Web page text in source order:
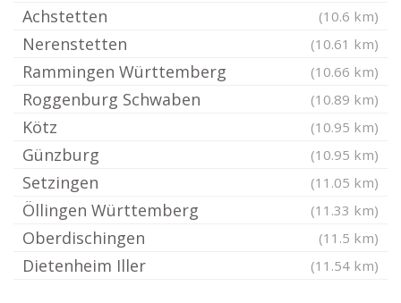
Achstetten (10.6 km)
Nerenstetten (10.61 km)
Rammingen Württemberg (10.66 km)
Roggenburg Schwaben (10.89 km)
Kötz (10.95 km)
Günzburg (10.95 km)
Setzingen (11.05 km)
Öllingen Württemberg (11.33 km)
Oberdischingen (11.5 km)
Dietenheim Iller (11.54 km)